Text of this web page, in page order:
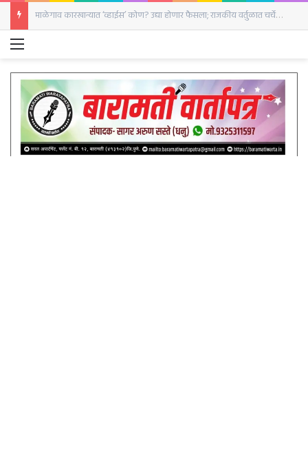
अजित पवारांच्या मृत्यूच्या चौकशीसाठी राष्ट्रवादीने मोर्चा का काढला नाही?; निवास शेळके यांचा सवाल
Menu